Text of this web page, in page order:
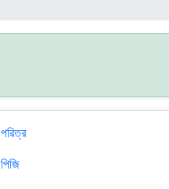
পৱিত্র
পিজি